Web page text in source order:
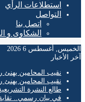
استطلاعات الرأي
التواصل
اتصل بنا
الشكاوى و
الخميس, أغسطس 6 2026
آخر الأخبار
نقيب المحامين يهنئ
نقيب المحامين يهنئ
طالع النشرة التشريعية والقانونية
في بيان رسمي.. نقابة